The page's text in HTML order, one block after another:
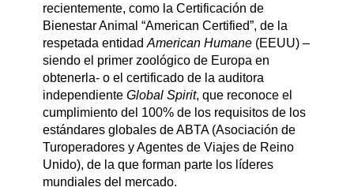
recientemente, como la Certificación de
Bienestar Animal “American Certified”, de la
respetada entidadAmerican Humane (EEUU) –
siendo el primer zoológico de Europa en
obtenerla- o el certificado de la auditora
independienteGlobal Spirit, que reconoce el
cumplimiento del 100% de los requisitos de los
estándares globales de ABTA (Asociación de
Turoperadores y Agentes de Viajes de Reino
Unido), de la que forman parte los líderes
mundiales del mercado.